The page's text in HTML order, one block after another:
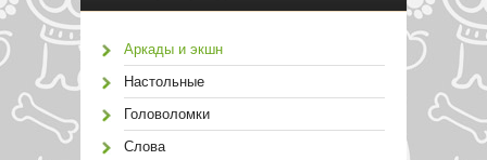
Аркады и экшн
Настольные
Головоломки
Слова